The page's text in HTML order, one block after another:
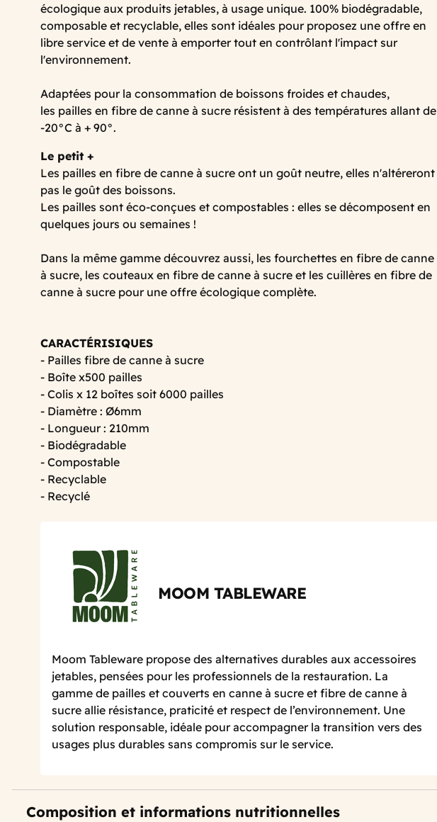
écologique aux produits jetables, à usage unique. 100% biodégradable,
composable et recyclable, elles sont idéales pour proposez une offre en
libre service et de vente à emporter tout en contrôlant l'impact sur
l'environnement.
Adaptées pour la consommation de boissons froides et chaudes,
les pailles en fibre de canne à sucre résistent à des températures allant de
-20°C à + 90°.
Le petit +
Les pailles en fibre de canne à sucre ont un goût neutre, elles n'altéreront
pas le goût des boissons.
Les pailles sont éco-conçues et compostables : elles se décomposent en
quelques jours ou semaines !
Dans la même gamme découvrez aussi, les fourchettes en fibre de canne
à sucre, les couteaux en fibre de canne à sucre et les cuillères en fibre de
canne à sucre pour une offre écologique complète.
CARACTÉRISIQUES
- Pailles fibre de canne à sucre
- Boîte x500 pailles
- Colis x 12 boîtes soit 6000 pailles
- Diamètre : Ø6mm
- Longueur : 210mm
- Biodégradable
- Compostable
- Recyclable
- Recyclé
MOOM TABLEWARE
Moom Tableware propose des alternatives durables aux accessoires
jetables, pensées pour les professionnels de la restauration. La
gamme de pailles et couverts en canne à sucre et fibre de canne à
sucre allie résistance, praticité et respect de l’environnement. Une
solution responsable, idéale pour accompagner la transition vers des
usages plus durables sans compromis sur le service.
Composition et informations nutritionnelles